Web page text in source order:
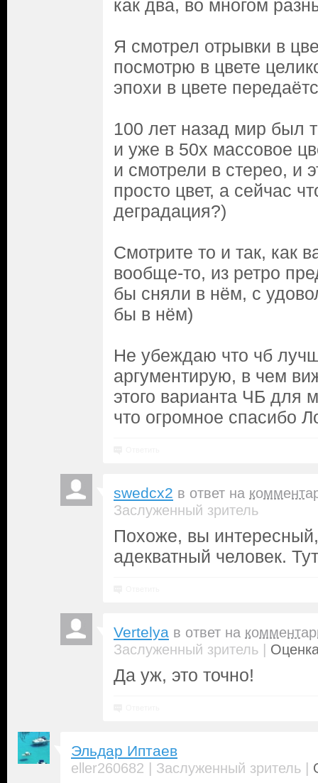
как два, во многом
Я смотрел отрывки в
посмотрю в цвете
эпохи в цвете
100 лет назад мир был
и уже в 50х массовое
и смотрели в стерео, и
просто цвет, а сейчас
деградация?)
Смотрите то и так, как
вообще-то, из ретро
бы сняли в нём, с
бы в нём)
Не убеждаю что чб
аргументирую, в чем
этого варианта ЧБ для
что огромное спасибо
swedcx2 в ответ на
Заслуженный зритель
Похоже, вы
адекватный человек.
Vertelya в ответ на
Заслуженный зритель |
Да уж, это точно!
Эльдар Иптаев
eller260682 | Заслуженный зритель |